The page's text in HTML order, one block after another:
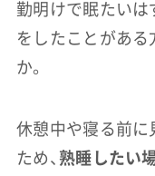
勤明けで眠たいは
をしたことがある
か。
休憩中や寝る前に
ため、 熟睡したい